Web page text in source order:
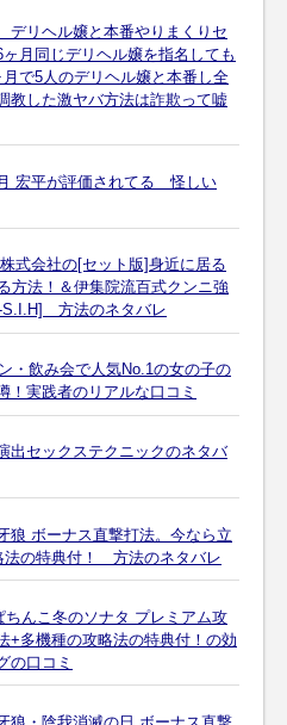
リヘル嬢と本番やりまくりセ
月同じデリヘル嬢を指名しても
で5人のデリヘル嬢と本番し全
教した激ヤバ方法は詐欺って嘘
宏平が評価されてる 怪しい
式会社の[セット版]身近に居る
方法！＆伊集院流百式クンニ強
S.I.H] 方法のネタバレ
・飲み会で人気No.1の女の子の
実践者のリアルな口コミ
出セックステクニックのネタバ
狼 ボーナス直撃打法。今なら立
法の特典付！ 方法のネタバレ
んこ冬のソナタ プレミアム攻
+多機種の攻略法の特典付！の効
の口コミ